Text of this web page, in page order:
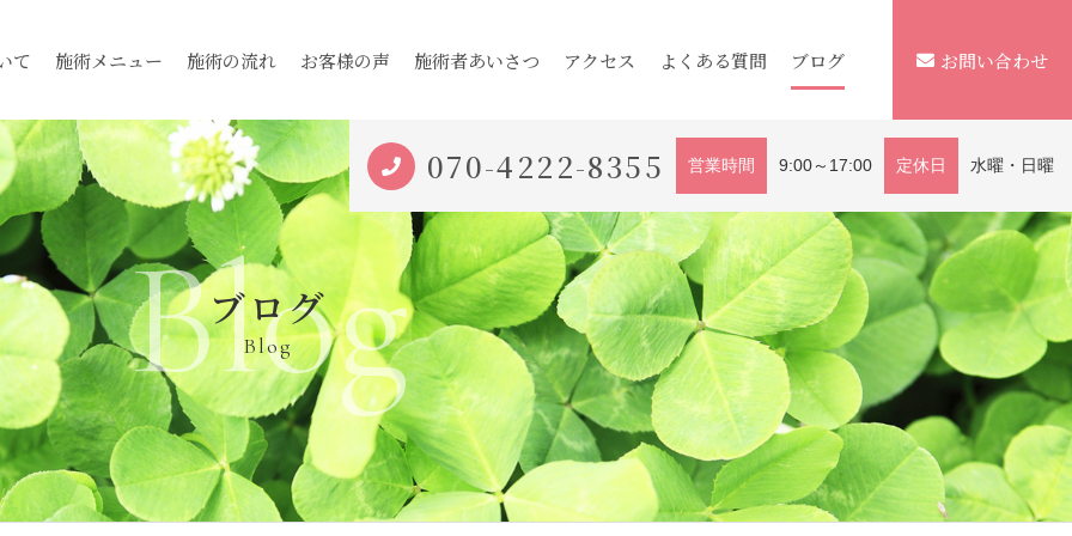
て 施術メニュー 施術の流れ お客様の声 施術者あいさつ アクセス よくある質問 ブログ お問い合わせ
ブログ
Blog
Blog
070-4222-8355 営業時間 9:00～17:00 定休日 水曜・日曜